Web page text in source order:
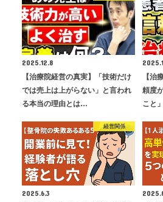
2025.12.8
【治療院経営の真実】「技術だけ
では売上は上がらない」と言われ
る本当の理由とは…
【治
頼度
こと
経営関係
2025.6.3